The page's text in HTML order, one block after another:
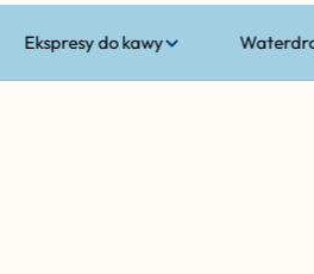
Ekspresy do kawy